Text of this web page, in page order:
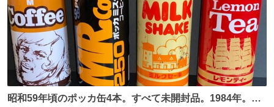
昭和59年頃のポッカ缶4本。すべて未開封品。1984年。P